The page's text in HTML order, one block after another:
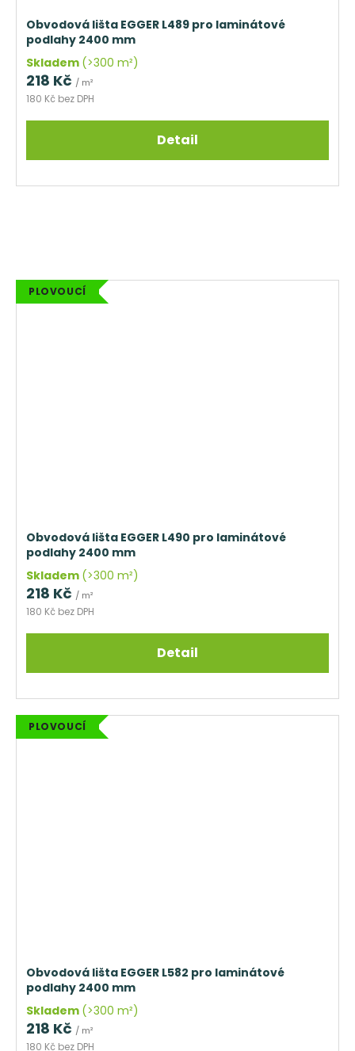
Obvodová lišta EGGER L489 pro laminátové
podlahy 2400 mm
Skladem (>300 m²)
180 Kč bez DPH
218 Kč / m²
Detail
PLOVOUCÍ
Obvodová lišta EGGER L490 pro laminátové
podlahy 2400 mm
Skladem (>300 m²)
180 Kč bez DPH
218 Kč / m²
Detail
PLOVOUCÍ
Obvodová lišta EGGER L582 pro laminátové
podlahy 2400 mm
Skladem (>300 m²)
180 Kč bez DPH
218 Kč / m²